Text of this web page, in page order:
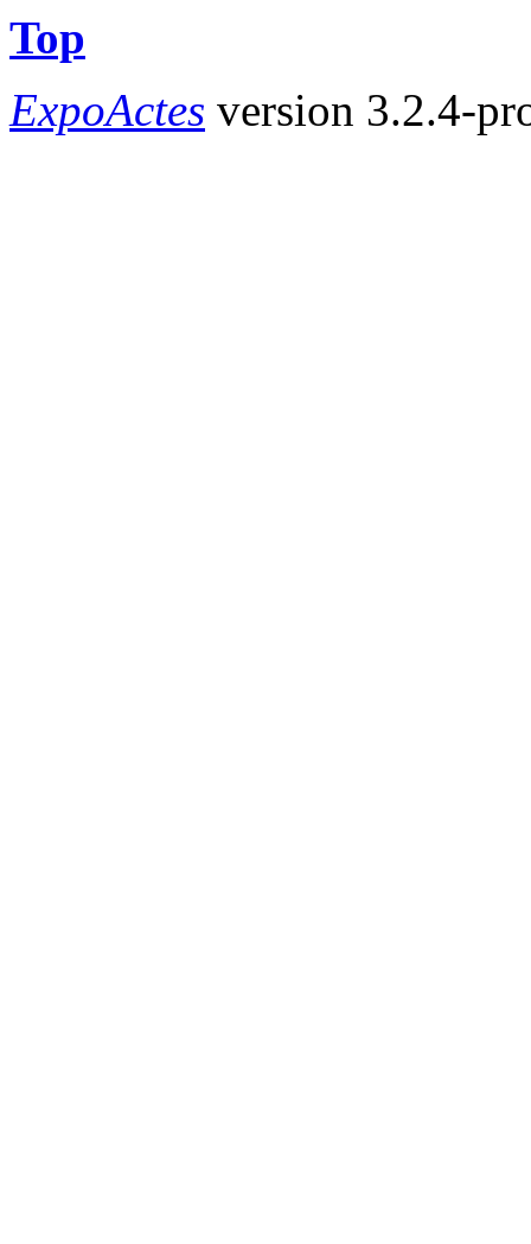
Top
ExpoActes version 3.2.4-